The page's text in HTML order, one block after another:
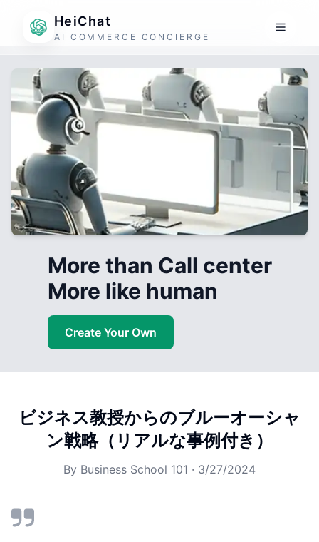
HeiChat
AI COMMERCE CONCIERGE
More than Call center
More like human
Create Your Own
ビジネス教授からのブルーオーシャ
ン戦略（リアルな事例付き）
By Business School 101 · 3/27/2024